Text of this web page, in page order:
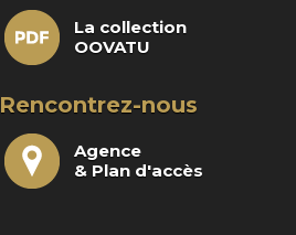
La collection
OOVATU
Rencontrez-nous
Agence
& Plan d'accès